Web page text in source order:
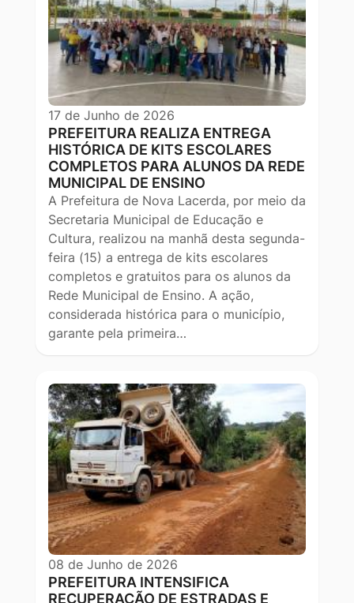
17 de Junho de 2026
PREFEITURA REALIZA ENTREGA
HISTÓRICA DE KITS ESCOLARES
COMPLETOS PARA ALUNOS DA REDE
MUNICIPAL DE ENSINO
A Prefeitura de Nova Lacerda, por meio da
Secretaria Municipal de Educação e
Cultura, realizou na manhã desta segunda-
feira (15) a entrega de kits escolares
completos e gratuitos para os alunos da
Rede Municipal de Ensino. A ação,
considerada histórica para o município,
garante pela primeira…
08 de Junho de 2026
PREFEITURA INTENSIFICA
RECUPERAÇÃO DE ESTRADAS E